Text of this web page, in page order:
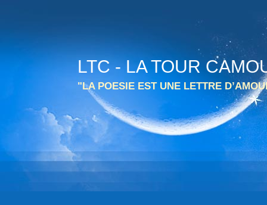
LTC - LA TOUR
"LA POESIE EST UNE LETTRE